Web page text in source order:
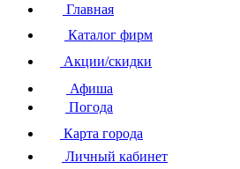
Главная
Каталог фирм
Акции/скидки
Афиша
Погода
Карта города
Личный кабинет